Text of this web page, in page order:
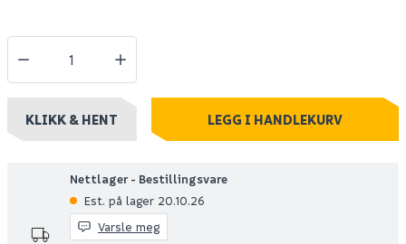
KLIKK & HENT LEGG I HANDLEKURV
Nettlager - Bestillingsvare
Est. på lager 20.10.26
Varsle meg